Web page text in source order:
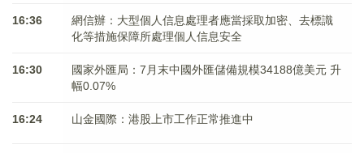
16:36
網信辦：大型個人信息處理者應當採取加密、去標識
化等措施保障所處理個人信息安全
16:30
國家外匯局：7月末中國外匯儲備規模34188億美元 升
幅0.07%
16:24 山金國際：港股上市工作正常推進中